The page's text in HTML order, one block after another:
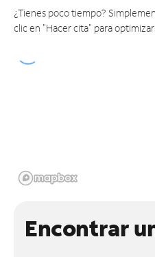
¿Tienes poco tiempo?
clic en "Hacer cita" para
Encontrar